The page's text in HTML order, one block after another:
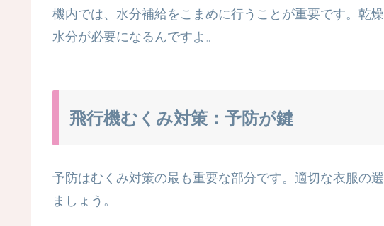
機内では、水分補給をこまめに行うことが重要です。乾
水分が必要になるんですよ。
飛行機むくみ対策：予防が鍵
予防はむくみ対策の最も重要な部分です。適切な衣服の
ましょう。